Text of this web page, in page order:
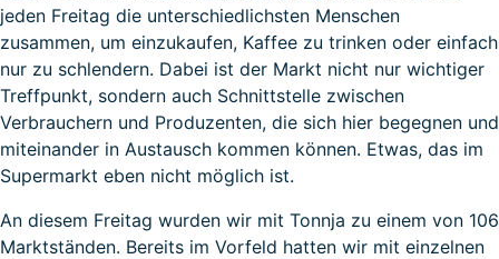
jeden Freitag die unterschiedlichsten Menschen
zusammen, um einzukaufen, Kaffee zu trinken oder einfach
nur zu schlendern. Dabei ist der Markt nicht nur wichtiger
Treffpunkt, sondern auch Schnittstelle zwischen
Verbrauchern und Produzenten, die sich hier begegnen und
miteinander in Austausch kommen können. Etwas, das im
Supermarkt eben nicht möglich ist.
An diesem Freitag wurden wir mit Tonnja zu einem von 106
Marktständen. Bereits im Vorfeld hatten wir mit einzelnen